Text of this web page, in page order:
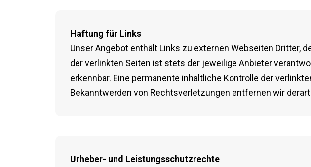
Haftung für Links
Unser Angebot enthält Links zu externen Webseiten Dritter,
der verlinkten Seiten ist stets der jeweilige Anbieter
erkennbar. Eine permanente inhaltliche Kontrolle der
Bekanntwerden von Rechtsverletzungen entfernen wir
Urheber- und Leistungsschutzrechte